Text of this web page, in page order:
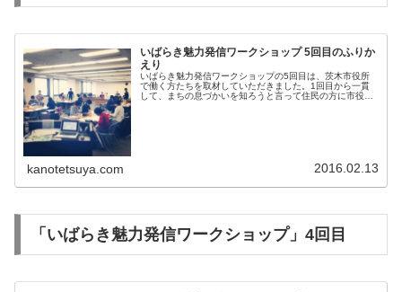
いばらき魅力発信ワークショップ 5回目のふりか
えり
いばらき魅力発信ワークショップの5回目は、茨木市役所
で働く方たちを取材していただきました。1回目から一貫
して、まちの息づかいを知ろうと言って住民の方に市役所
kanotetsuya.com 2016.02.13
「いばらき魅力発信ワークショップ」4回目